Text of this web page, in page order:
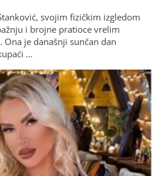
svojim fizičkim izgledom
i brojne pratioce vrelim
je današnji sunčan dan
…